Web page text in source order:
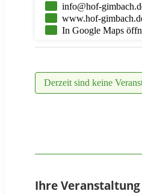
info@hof-
www.hof-
In Google Maps
Derzeit sind keine
Ihre